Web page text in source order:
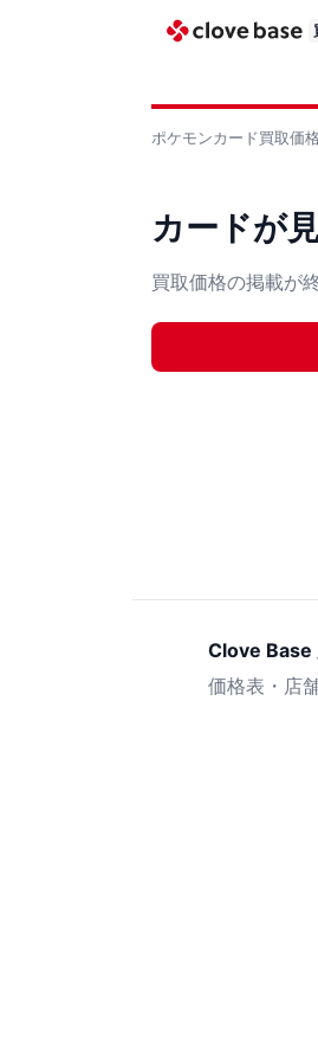
ポケモンカード買取価
カードが
買取価格の掲載が
Clove Base
価格表・店